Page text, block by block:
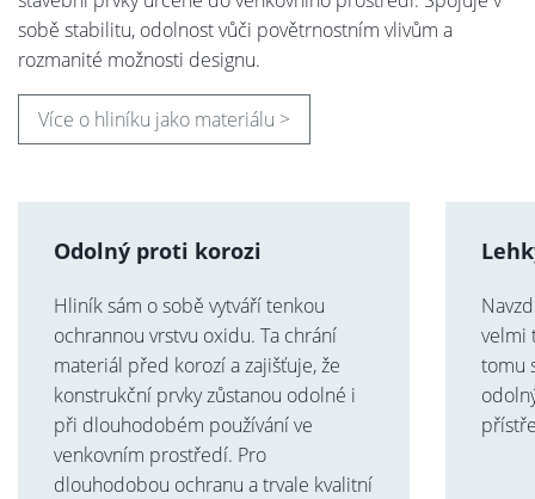
sobě stabilitu, odolnost vůči povětrnostním vlivům a
rozmanité možnosti designu.
Více o hliníku jako materiálu >
Odolný proti korozi
Hliník sám o sobě vytváří tenkou
ochrannou vrstvu oxidu. Ta chrání
materiál před korozí a zajišťuje, že
konstrukční prvky zůstanou odolné i
při dlouhodobém používání ve
venkovním prostředí. Pro
dlouhodobou ochranu a trvale kvalitní
velmi
tomu